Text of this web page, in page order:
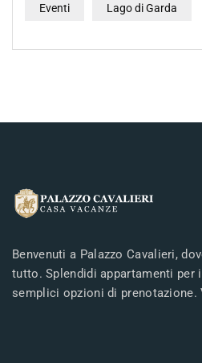
Eventi Lago di Garda
Benvenuti a Palazzo Cavalieri,
tutto. Splendidi appartamenti per
semplici opzioni di prenotazione.